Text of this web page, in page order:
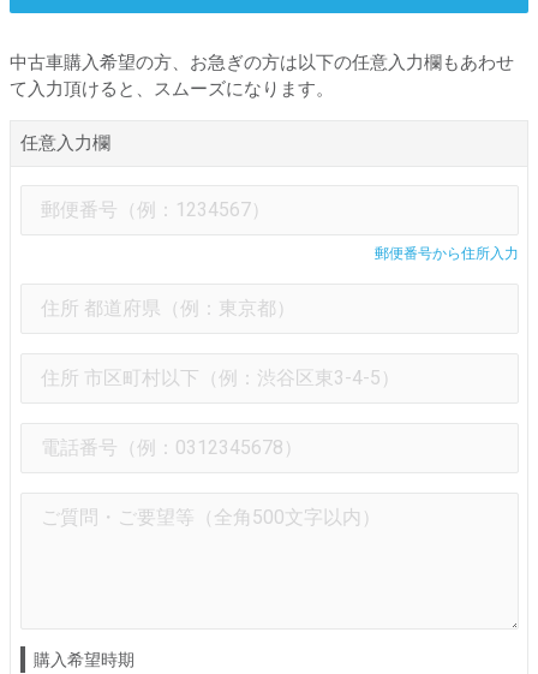
中古車購入希望の方、お急ぎの方は以下の任意入力欄もあわせ
て入力頂けると、スムーズになります。
任意入力欄
郵便番号から住所入力
購入希望時期